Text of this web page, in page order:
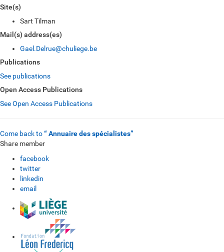
Site(s)
Sart Tilman
Mail(s) address(es)
Gael.Delrue@chuliege.be
Publications
See publications
Open Access Publications
See Open Access Publications
Come back to“ Annuaire des spécialistes”
Share member
facebook
twitter
linkedin
email